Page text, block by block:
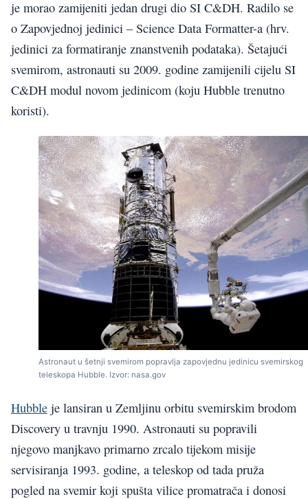
je morao zamijeniti jedan drugi dio SI C&DH. Radilo se
o Zapovjednoj jedinici – Science Data Formatter-a (hrv.
jedinici za formatiranje znanstvenih podataka). Šetajući
svemirom, astronauti su 2009. godine zamijenili cijelu SI
C&DH modul novom jedinicom (koju Hubble trenutno
koristi).
Astronaut u šetnji svemirom popravlja zapovjednu jedinicu svemirskog
teleskopa Hubble. Izvor: nasa.gov
Hubble je lansiran u Zemljinu orbitu svemirskim brodom
Discovery u travnju 1990. Astronauti su popravili
njegovo manjkavo primarno zrcalo tijekom misije
servisiranja 1993. godine, a teleskop od tada pruža
pogled na svemir koji spušta vilice promatrača i donosi